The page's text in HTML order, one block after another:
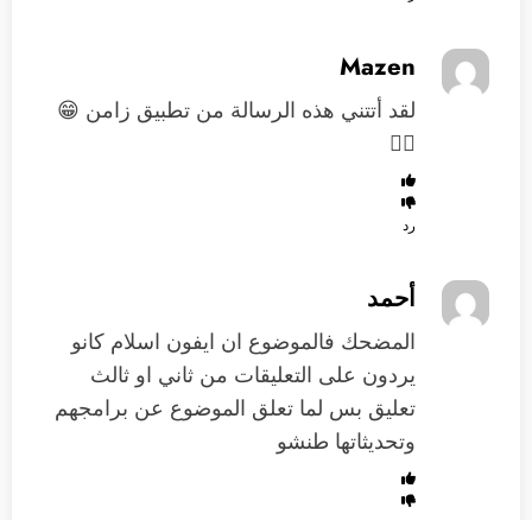
Mazen
لقد أتتني هذه الرسالة من تطبيق زامن 😁
👌🏽
رد
أحمد
المضحك فالموضوع ان ايفون اسلام كانو
يردون على التعليقات من ثاني او ثالث
تعليق بس لما تعلق الموضوع عن برامجهم
وتحديثاتها طنشو